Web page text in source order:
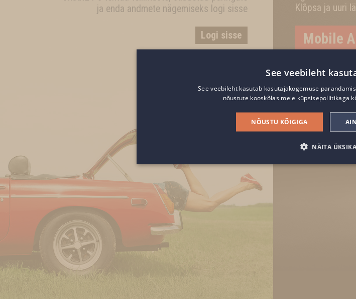
Klõpsa ja uuri
Mobile
ja enda andmete nägemiseks logi sisse
Logi sisse
See veebileht
See veebileht kasutab kasutajakogemuse
nõustute kooskõlas meie küpsisepoliitikaga
NÕUSTU KÕIGIGA
NÄITA